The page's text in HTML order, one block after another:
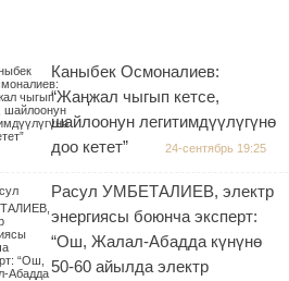
Каныбек Осмоналиев:
“Жаңжал чыгып кетсе,
шайлоонун легитимдүүлүгүнө
доо кетет”
24-сентябрь 19:25
Расул УМБЕТАЛИЕВ, электр
энергиясы боюнча эксперт:
“Ош, Жалал-Абадда күнүнө
50-60 айылда электр